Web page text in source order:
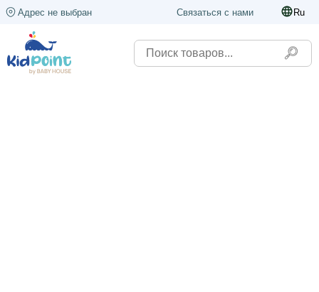
Адрес не выбран Связаться с нами Ru